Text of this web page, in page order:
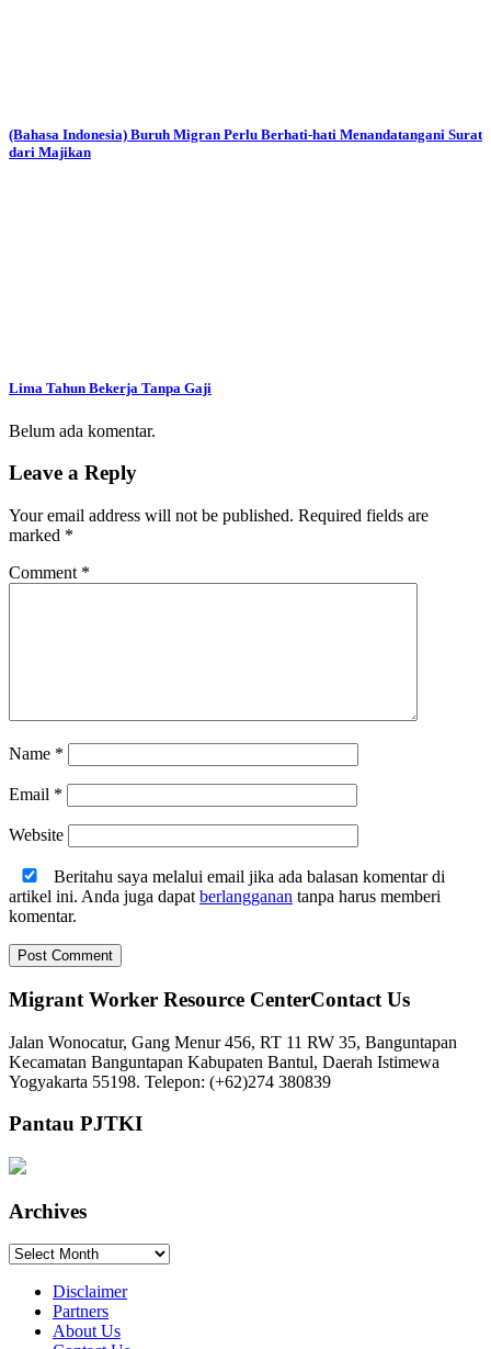
(Bahasa Indonesia) Buruh Migran Perlu Berhati-hati Menandatangani Surat
dari Majikan
Lima Tahun Bekerja Tanpa Gaji
Belum ada komentar.
Leave a Reply
Your email address will not be published. Required fields are
marked *
Comment *
Name *
Email *
Website
Beritahu saya melalui email jika ada balasan komentar di
artikel ini. Anda juga dapat berlangganan tanpa harus memberi
komentar.
Migrant Worker Resource CenterContact Us
Jalan Wonocatur, Gang Menur 456, RT 11 RW 35, Banguntapan
Kecamatan Banguntapan Kabupaten Bantul, Daerah Istimewa
Yogyakarta 55198. Telepon: (+62)274 380839
Pantau PJTKI
Archives
Archives
Disclaimer
Partners
About Us